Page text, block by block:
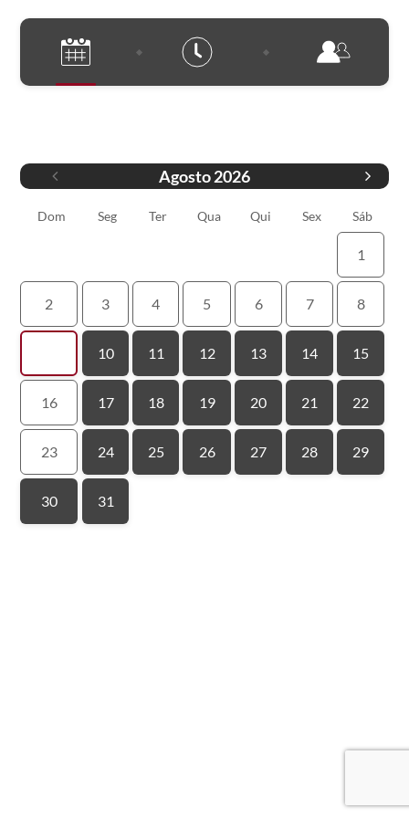
Agosto2026
Dom Seg Ter Qua Qui Sex Sáb
1
2 3 4 5 6 7 8
10 11 12 13 14 15
16 17 18 19 20 21 22
23 24 25 26 27 28 29
30 31